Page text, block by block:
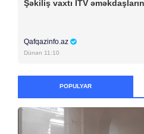
Şəkiliş vaxtı İTV
Qafqazinfo.az
Dünən 11:10
POPULYAR